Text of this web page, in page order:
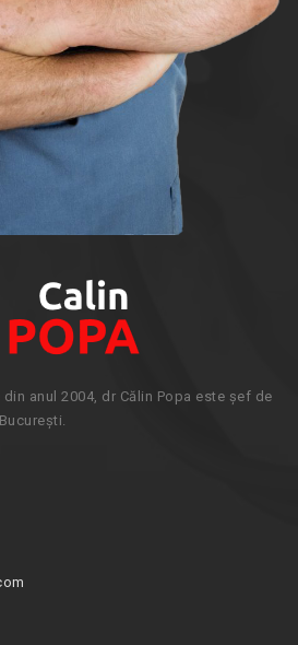
anul 2004, dr Călin Popa este șef de